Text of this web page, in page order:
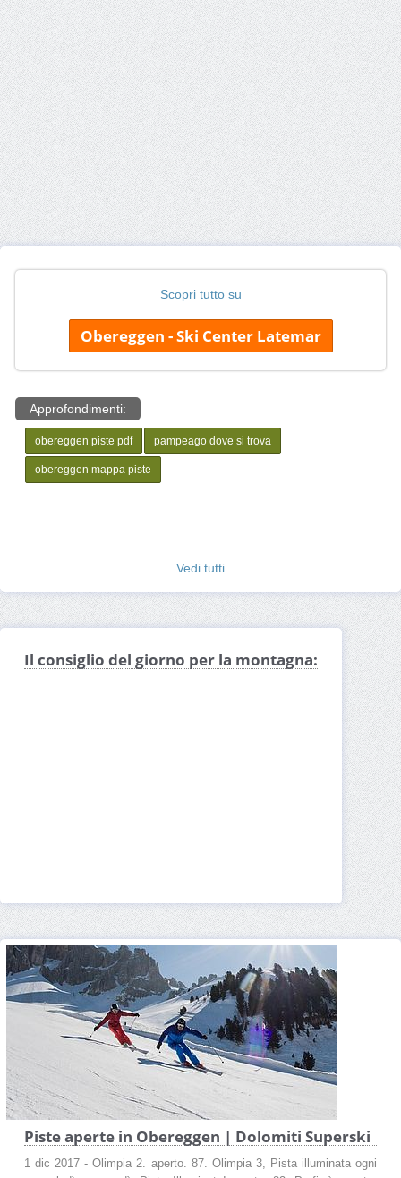
Scopri tutto su
Obereggen - Ski Center Latemar
Approfondimenti:
obereggen piste pdf pampeago dove si trova
obereggen mappa piste
Vedi tutti
Il consiglio del giorno per la montagna:
Piste aperte in Obereggen | Dolomiti Superski
1 dic 2017 - Olimpia 2. aperto. 87. Olimpia 3, Pista illuminata ogni